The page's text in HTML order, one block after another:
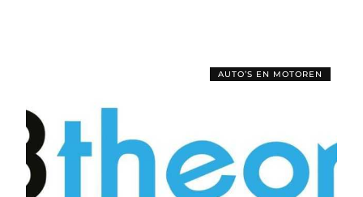
AUTO’S EN MOTOREN